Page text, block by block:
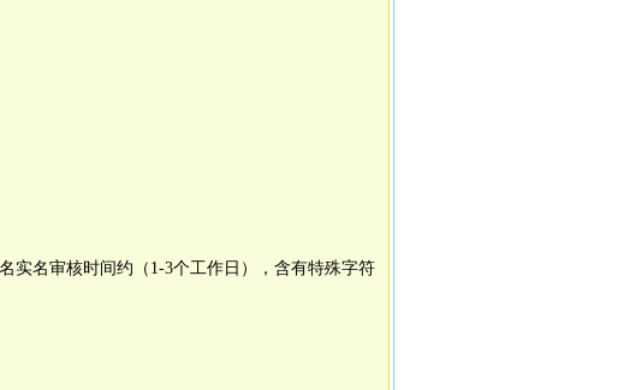
实名审核时间约（1-3个工作日），含有特殊字符